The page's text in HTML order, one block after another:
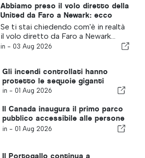
Abbiamo preso il volo diretto della
United da Faro a Newark: ecco
com’è davvero la classe Economy
Se ti stai chiedendo com'è in realtà
il volo diretto da Faro a Newark…
in - 03 Aug 2026
Gli incendi controllati hanno
protetto le sequoie giganti
in - 01 Aug 2026
Il Canada inaugura il primo parco
pubblico accessibile alle persone
affette da demenza
in - 01 Aug 2026
Il Portogallo continua a